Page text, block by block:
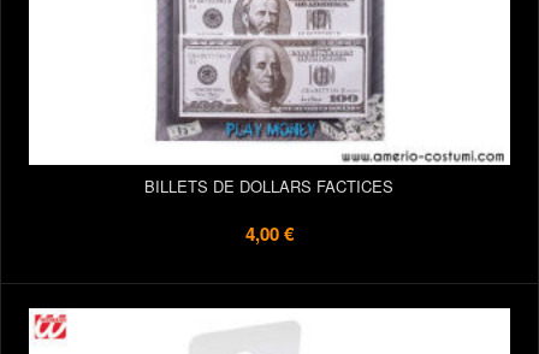
BILLETS DE DOLLARS FACTICES
4,00 €